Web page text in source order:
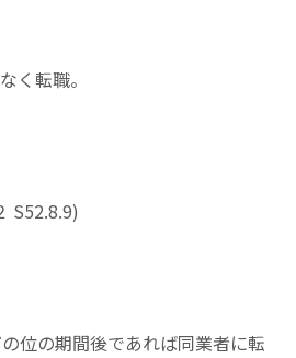
く転職。
S52.8.9)
位の期間後であれば同業者に転